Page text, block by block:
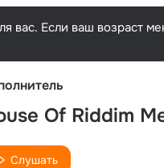
Если ваш возраст
Of Riddim
Слушать